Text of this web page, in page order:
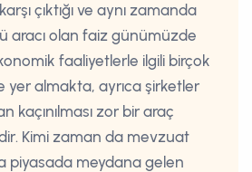
çıktığı ve aynı zamanda
aracı olan faiz günümüzde
faaliyetlerle ilgili birçok
yer almakta, ayrıca şirketler
kaçınılması zor bir araç
Kimi zaman da mevzuat
piyasada meydana gelen